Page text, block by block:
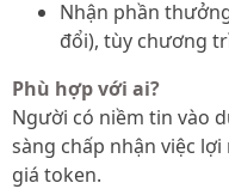
Nhận phần
đổi), tùy chương
Phù hợp với ai?
Người có niềm tin vào
sàng chấp nhận việc
giá token.